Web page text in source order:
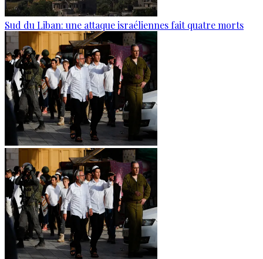
Sud du Liban: une attaque israéliennes fait quatre morts